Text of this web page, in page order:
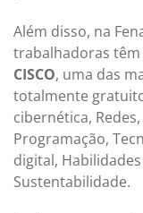
Além disso, na
trabalhadoras têm
CISCO, uma das
totalmente
cibernética,
Programação,
digital,
Sustentabilidade.